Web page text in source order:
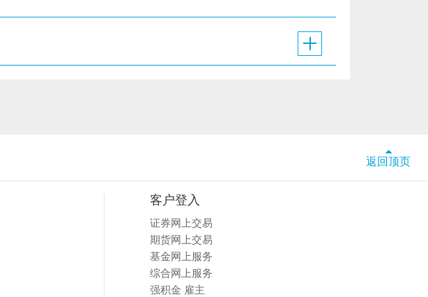
返回顶页
客户登入
证券网上交易
期货网上交易
基金网上服务
综合网上服务
强积金 雇主